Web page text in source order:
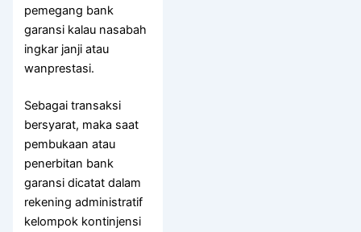
pemegang bank
garansi kalau nasabah
ingkar janji atau
wanprestasi.
Sebagai transaksi
bersyarat, maka saat
pembukaan atau
penerbitan bank
garansi dicatat dalam
rekening administratif
kelompok kontinjensi